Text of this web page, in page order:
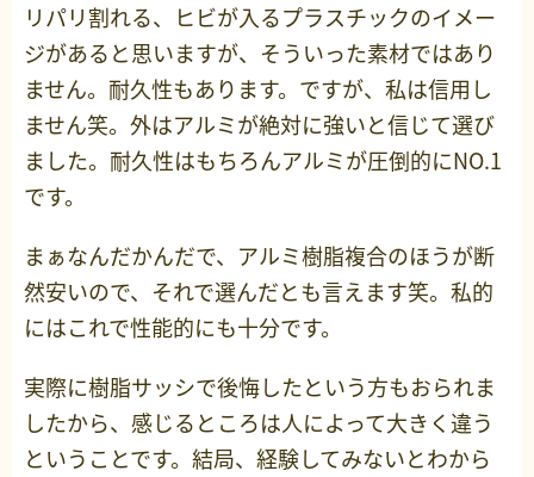
リパリ割れる、ヒビが入るプラスチックのイメー
ジがあると思いますが、そういった素材ではあり
ません。耐久性もあります。ですが、私は信用し
ません笑。外はアルミが絶対に強いと信じて選び
ました。耐久性はもちろんアルミが圧倒的にNO.1
です。
まぁなんだかんだで、アルミ樹脂複合のほうが断
然安いので、それで選んだとも言えます笑。私的
にはこれで性能的にも十分です。
実際に樹脂サッシで後悔したという方もおられま
したから、感じるところは人によって大きく違う
ということです。結局、経験してみないとわから